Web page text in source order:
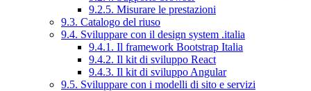
9.2.5. Misurare le prestazioni
9.3. Catalogo del riuso
9.4. Sviluppare con il design system .italia
9.4.1. Il framework Bootstrap Italia
9.4.2. Il kit di sviluppo React
9.4.3. Il kit di sviluppo Angular
9.5. Sviluppare con i modelli di sito e servizi